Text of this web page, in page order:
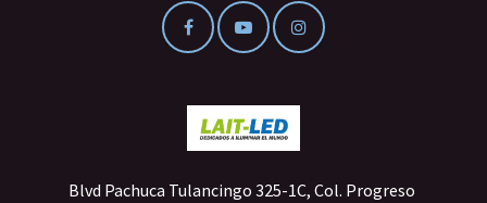
Blvd Pachuca Tulancingo 325-1C, Col. Progreso